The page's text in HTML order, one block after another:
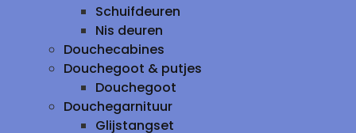
Schuifdeuren
Nis deuren
Douchecabines
Douchegoot & putjes
Douchegoot
Douchegarnituur
Glijstangset